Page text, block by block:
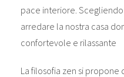
pace interiore.
arredare la nostra casa
confortevole e rilassante
La filosofia zen si